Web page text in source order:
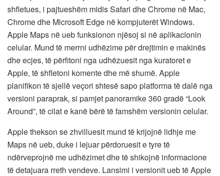
shfletues, i pajtueshëm midis Safari dhe Chrome në Mac,
Chrome dhe Microsoft Edge në kompjuterët Windows.
Apple Maps në ueb funksionon njësoj si në aplikacionin
celular. Mund të merrni udhëzime për drejtimin e makinës
dhe ecjes, të përfitoni nga udhëzuesit nga kuratoret e
Apple, të shfletoni komente dhe më shumë. Apple
planifikon të sjellë veçori shtesë sapo platforma të dalë nga
versioni paraprak, si pamjet panoramike 360 ​​gradë “Look
Around”, të cilat e kanë bërë të famshëm versionin celular.
Apple thekson se zhvilluesit mund të krijojnë lidhje me
Maps në ueb, duke i lejuar përdoruesit e tyre të
ndërveprojnë me udhëzimet dhe të shikojnë informacione
të detajuara rreth vendeve. Lansimi i versionit ueb të Apple